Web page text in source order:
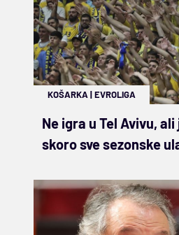
KOŠARKA |EVROLIGA
Ne igra u Tel Avivu,
skoro sve sezonske